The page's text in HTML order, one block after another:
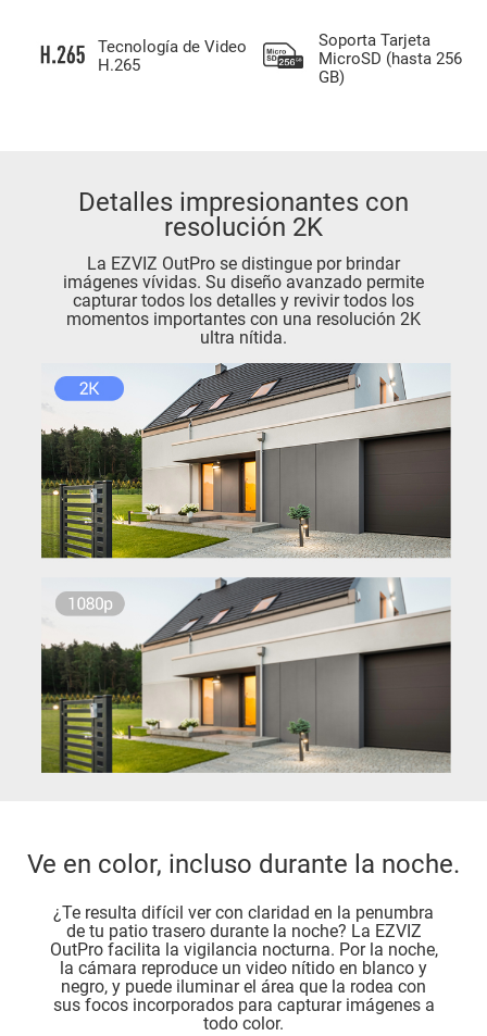
Tecnología de Video
H.265
Soporta Tarjeta
MicroSD (hasta 256
GB)
Detalles impresionantes con
resolución 2K
La EZVIZ OutPro se distingue por brindar
imágenes vívidas. Su diseño avanzado permite
capturar todos los detalles y revivir todos los
momentos importantes con una resolución 2K
ultra nítida.
Ve en color, incluso durante la noche.
¿Te resulta difícil ver con claridad en la penumbra
de tu patio trasero durante la noche? La EZVIZ
OutPro facilita la vigilancia nocturna. Por la noche,
la cámara reproduce un video nítido en blanco y
negro, y puede iluminar el área que la rodea con
sus focos incorporados para capturar imágenes a
todo color.